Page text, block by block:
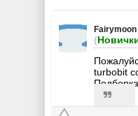
Fairymoon
(
turbobit
Подборка